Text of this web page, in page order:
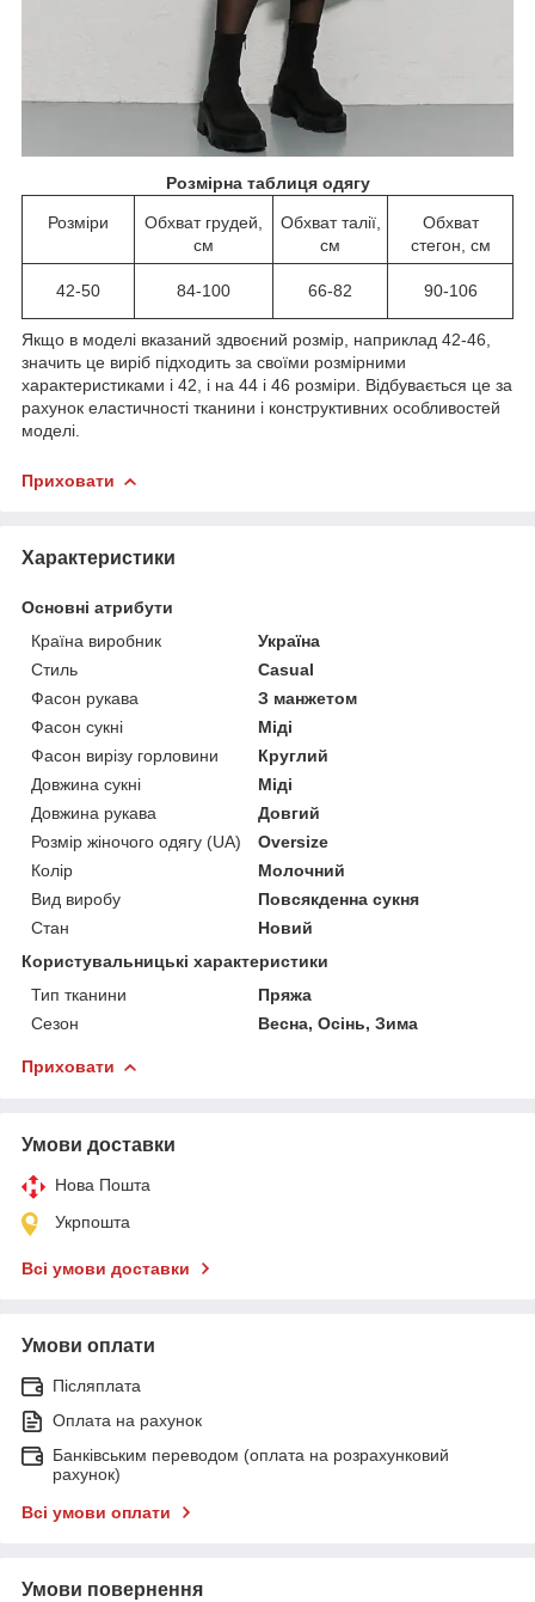
Розмірна таблиця одягу
Розміри
Обхват грудей,
см
Обхват талії,
см
Обхват
стегон, см
42-50 84-100 66-82 90-106
Якщо в моделі вказаний здвоєний розмір, наприклад 42-46,
значить це виріб підходить за своїми розмірними
характеристиками і 42, і на 44 і 46 розміри. Відбувається це за
рахунок еластичності тканини і конструктивних особливостей
моделі.
Приховати
Характеристики
Основні атрибути
Країна виробник
Україна
Стиль
Casual
Фасон рукава
З манжетом
Фасон сукні
Міді
Фасон вирізу горловини
Круглий
Довжина сукні
Міді
Довжина рукава
Довгий
Розмір жіночого одягу (UA)
Oversize
Колір
Молочний
Вид виробу
Повсякденна сукня
Стан
Новий
Користувальницькі характеристики
Тип тканини
Пряжа
Сезон
Весна, Осінь, Зима
Приховати
Умови доставки
Нова Пошта
Укрпошта
Всі умови доставки
Умови оплати
Післяплата
Оплата на рахунок
Банківським переводом (оплата на розрахунковий
рахунок)
Всі умови оплати
Умови повернення